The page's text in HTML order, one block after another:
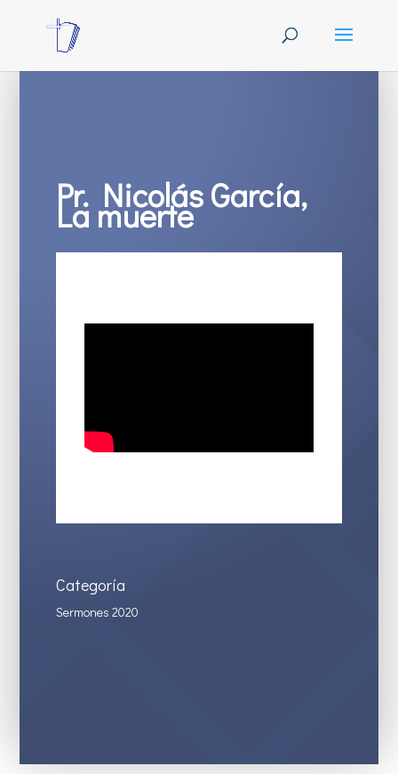
Pr. Nicolás García,
La muerte
Categoría
Sermones 2020